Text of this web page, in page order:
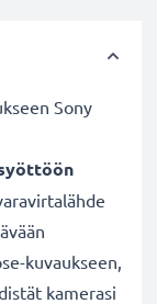
Sony
kuvaukseen,
kamerasi